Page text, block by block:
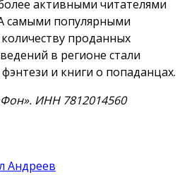
активными читателями
самыми популярными
проданных
в регионе стали
и книги о попаданцах.
ИНН 7812014560
Андреев